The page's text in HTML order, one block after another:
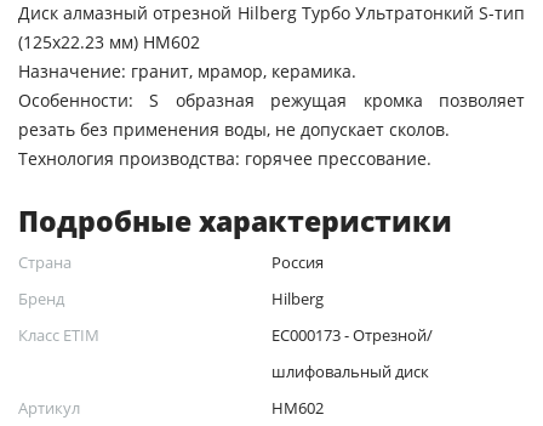
Диск алмазный отрезной Hilberg Турбо Ультратонкий S-тип
(125х22.23 мм) HM602
Назначение: гранит, мрамор, керамика.
Особенности: S образная режущая кромка позволяет
резать без применения воды, не допускает сколов.
Технология производства: горячее прессование.
Подробные характеристики
Страна
Россия
Бренд
Hilberg
Класс ETIM
EC000173 - Отрезной/
шлифовальный диск
Артикул
HM602